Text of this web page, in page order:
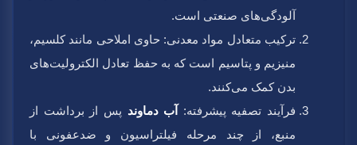
آلودگی‌های صنعتی است.
ترکیب متعادل مواد معدنی: حاوی املاحی مانند کلسیم،
منیزیم و پتاسیم است که به حفظ تعادل الکترولیت‌های
بدن کمک می‌کنند.
فرآیند تصفیه پیشرفته:
آب دماوند پس از برداشت از
منبع، از چند مرحله فیلتراسیون و ضدعفونی با